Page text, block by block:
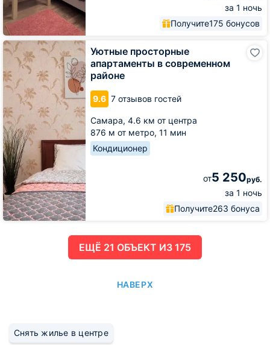
за 1 ночь
Получите175 бонусов
Уютные просторные
апартаменты в современном
районе
9.6 7 отзывов гостей
Самара, 4.6 км от центра
876 м от метро, 11 мин
Кондиционер
от5 250руб.
за 1 ночь
Получите263 бонуса
Уютные
просторные
апартаменты
в
современном
районе
ЕЩË 21 ОБЪЕКТ ИЗ 175
НАВЕРХ
Снять жилье в центре